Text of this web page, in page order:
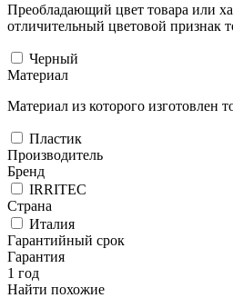
Преобладающий цвет товара или
отличительный цветовой признак
Черный
Материал
Материал из которого изготовлен
Пластик
Производитель
Бренд
IRRITEC
Страна
Италия
Гарантийный срок
Гарантия
1 год
Найти похожие